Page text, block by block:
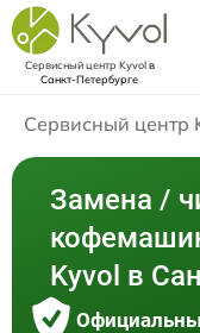
Сервисный центр Kyvolв
Санкт-Петербурге
Сервисный центр
Замена /
Kyvol в